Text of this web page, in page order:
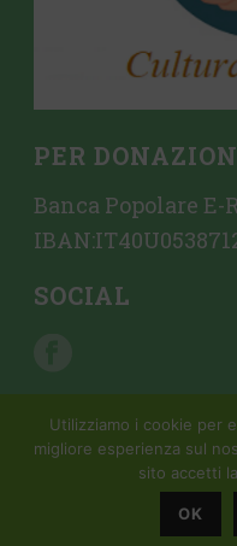
PER
Banca Popolare E-
SOCIAL
Copyright All Rights
web da
Utilizziamo i cookie per
migliore esperienza sul
sito accetti
OK